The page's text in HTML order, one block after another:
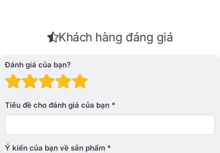
Khách hàng đáng giá
Đánh giá của bạn?
Đánh giá: 4 trên 5
Đánh giá: 3 trên 5 sao.
Đánh giá: 2 trên 5 sao.
Đánh giá: 1 trên 5 sao. Xấu
Tiêu đề cho đánh giá của bạn
Ý kiến ​​của bạn về sản phẩm